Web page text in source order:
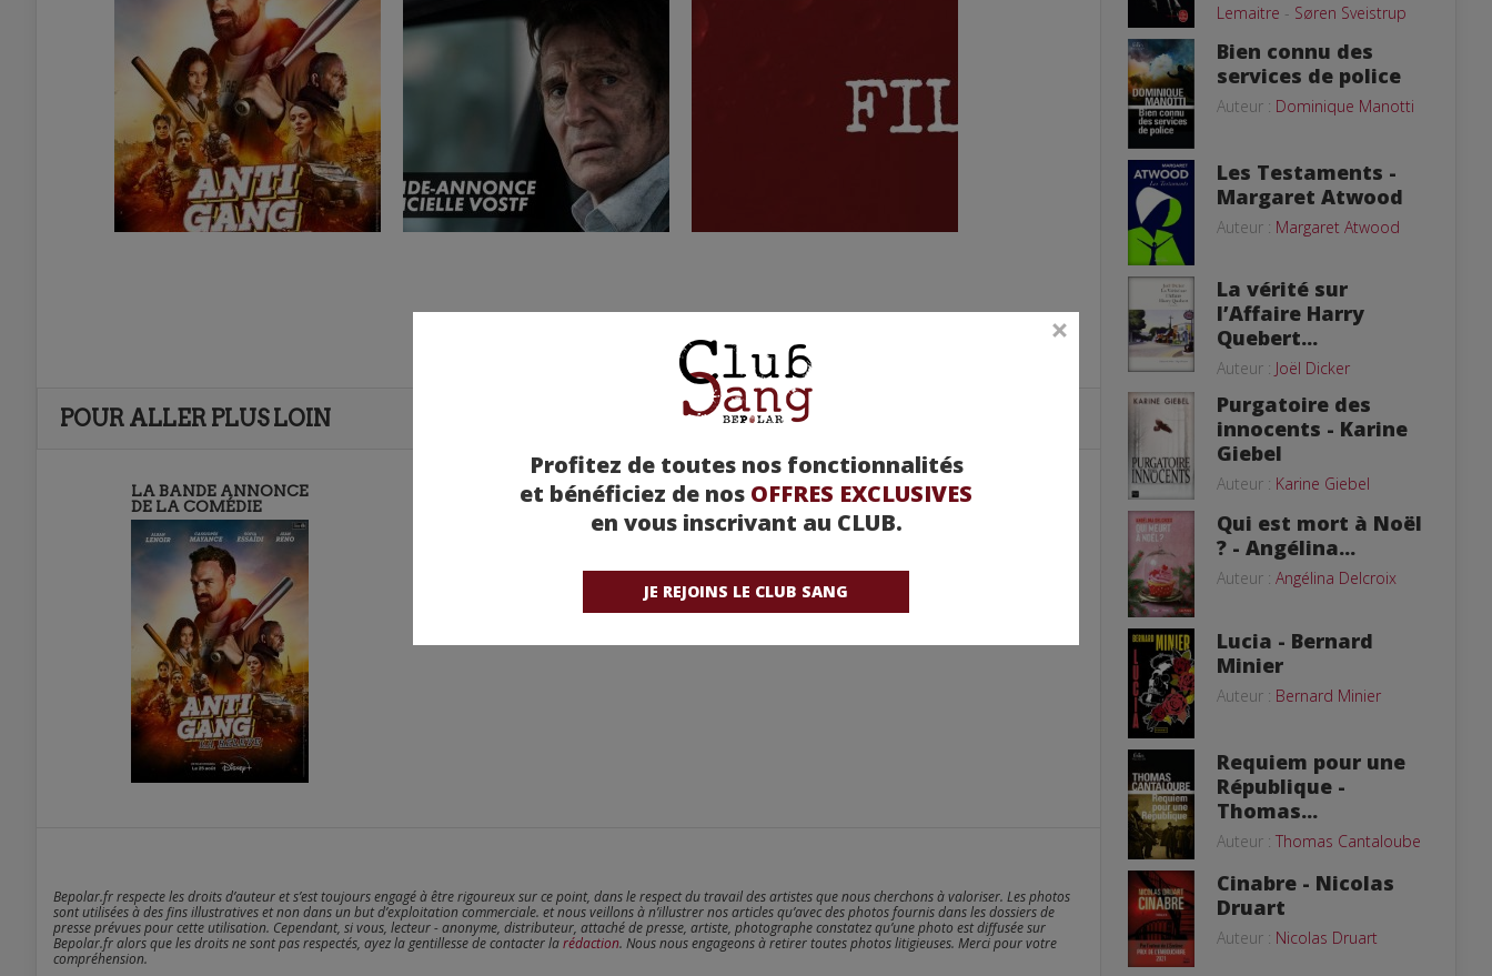
Profitez de toutes nos fonctionnalités
et bénéficiez de nos OFFRES EXCLUSIVES
en vous inscrivant au CLUB.
JE REJOINS LE CLUB SANG
POUR ALLER PLUS LOIN
LA BANDE ANNONCE
DE LA COMÉDIE
Bepolar.fr respecte les droits d’auteur et s’est toujours engagé à être rigoureux sur ce point, dans le respect du travail des artistes que nous cherchons à valoriser. Les photos
sont utilisées à des fins illustratives et non dans un but d’exploitation commerciale. et nous veillons à n’illustrer nos articles qu’avec des photos fournis dans les dossiers de
presse prévues pour cette utilisation. Cependant, si vous, lecteur - anonyme, distributeur, attaché de presse, artiste, photographe constatez qu’une photo est diffusée sur
Bepolar.fr alors que les droits ne sont pas respectés, ayez la gentillesse de contacter larédaction. Nous nous engageons à retirer toutes photos litigieuses. Merci pour votre
compréhension.
Lemaitre - Søren Sveistrup
Bien connu des
services de police
Auteur : Dominique Manotti
Les Testaments -
Margaret Atwood
Auteur : Margaret Atwood
La vérité sur
l’Affaire Harry
Quebert...
Auteur : Joël Dicker
Purgatoire des
innocents - Karine
Giebel
Auteur : Karine Giebel
Qui est mort à Noël
? - Angélina...
Auteur : Angélina Delcroix
Lucia - Bernard
Minier
Auteur : Bernard Minier
Requiem pour une
République -
Thomas...
Auteur : Thomas Cantaloube
Cinabre - Nicolas
Druart
Auteur : Nicolas Druart